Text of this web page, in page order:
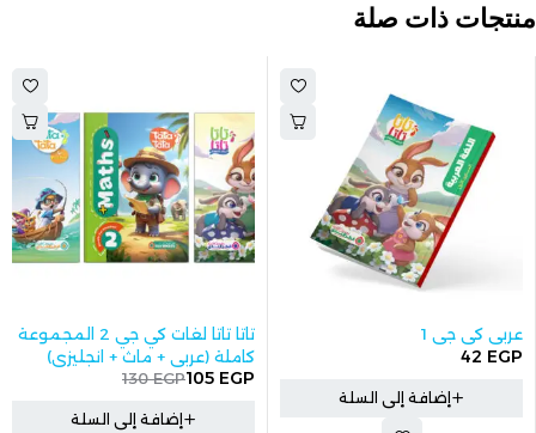
منتجات ذات صلة
عربي كي جي 1
42 EGP
إضافة إلى السلة
-19%
تاتا تاتا لغات كي جي 2 المجموعة
كاملة (عربي + ماث + انجليزي)
130EGP105 EGP
إضافة إلى السلة